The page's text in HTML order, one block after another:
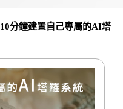
10分鐘建置自己專屬的AI塔